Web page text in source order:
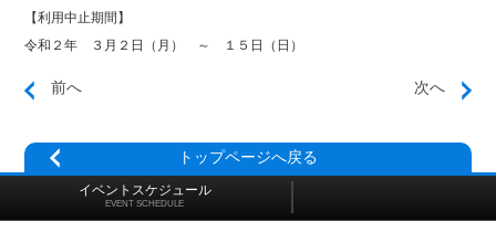
【利用中止期間】
令和２年 ３月２日（月） ～ １５日（日）
前へ 次へ
トップページへ戻る
イベントスケジュール
EVENT SCHEDULE